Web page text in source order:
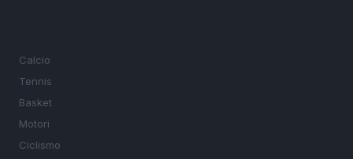
Calcio
Tennis
Basket
Motori
Ciclismo